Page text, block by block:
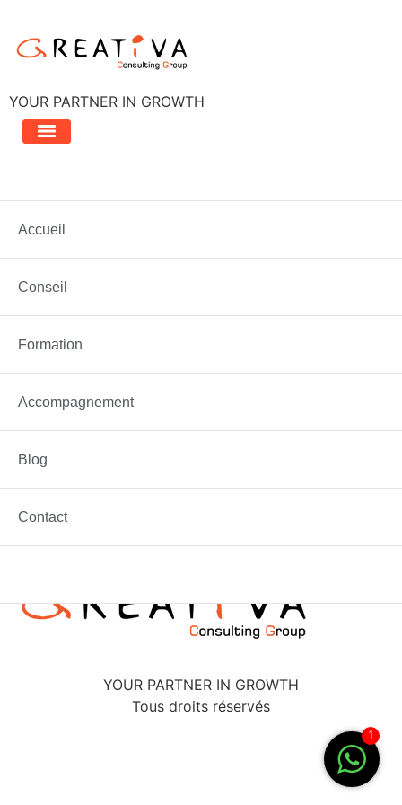
contenu
YOUR PARTNER IN GROWTH
Accueil
Conseil
Formation
Accompagnement
Blog
Contact
Étiquette :ressources
S’imposer sur un marché concurrentiel peut être une
étape décourageante […]
YOUR PARTNER IN GROWTH
Tous droits réservés
1